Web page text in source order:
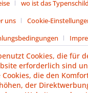
wo ist das
uns
Cookie-
Datenschutz
Vertrag widerrufen
Cookies, die für
erforderlich sind
die den
der